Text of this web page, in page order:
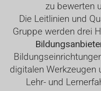
zu bewerten
Die Leitlinien und
Gruppe werden drei
digitalen Werkzeugen
Lehr- und